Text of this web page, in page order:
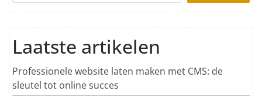
Laatste artikelen
Professionele website laten maken met CMS: de
sleutel tot online succes